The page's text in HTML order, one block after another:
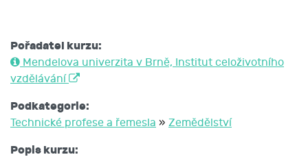
Pořadatel kurzu:
Mendelova univerzita v Brně, Institut celoživotního
vzdělávání
Podkategorie:
Technické profese a řemesla » Zemědělství
Popis kurzu: